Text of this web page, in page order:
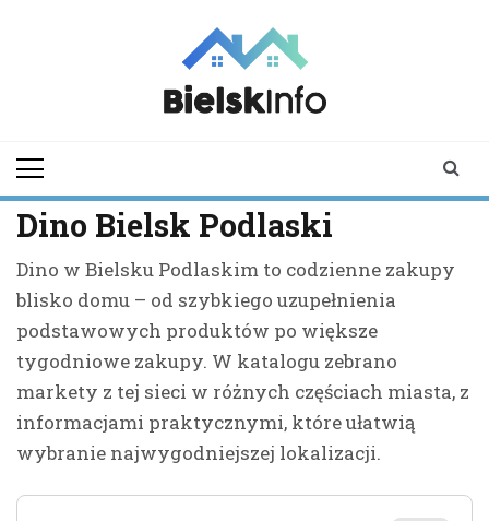
Podlaskiego i
okolic
Dino Bielsk Podlaski
Dino w Bielsku Podlaskim to codzienne zakupy
blisko domu – od szybkiego uzupełnienia
podstawowych produktów po większe
tygodniowe zakupy. W katalogu zebrano
markety z tej sieci w różnych częściach miasta, z
informacjami praktycznymi, które ułatwią
wybranie najwygodniejszej lokalizacji.